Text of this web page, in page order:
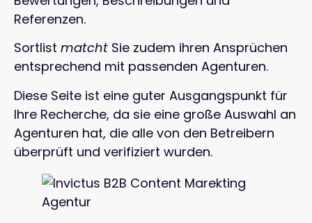
Referenzen.
Sortlist matcht Sie zudem ihren Ansprüchen
entsprechend mit passenden Agenturen.
Diese Seite ist eine guter Ausgangspunkt für
Ihre Recherche, da sie eine große Auswahl an
Agenturen hat, die alle von den Betreibern
überprüft und verifiziert wurden.